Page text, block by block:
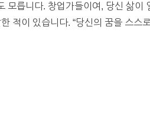
릅니다. 창업가들이여, 당신 삶이
적이 있습니다. “당신의 꿈을 스스